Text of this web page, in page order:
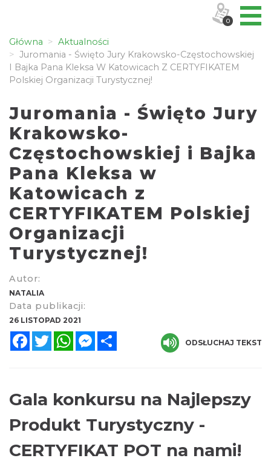
Główna
Aktualności
Juromania - Święto Jury Krakowsko-Częstochowskiej
I Bajka Pana Kleksa W Katowicach Z CERTYFIKATEM
Polskiej Organizacji Turystycznej!
Juromania - Święto Jury
Krakowsko-
Częstochowskiej i Bajka
Pana Kleksa w
Katowicach z
CERTYFIKATEM Polskiej
Organizacji
Turystycznej!
Autor:
NATALIA
Data publikacji:
26 LISTOPAD 2021
FacebookTwitterWhatsAppMessenger
ODSŁUCHAJ TEKST
Gala konkursu na Najlepszy
Produkt Turystyczny -
CERTYFIKAT POT na nami!
0